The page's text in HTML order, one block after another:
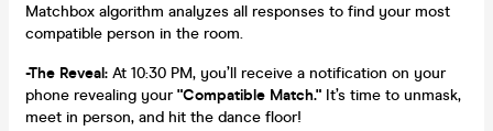
Matchbox algorithm analyzes all responses to find your most
compatible person in the room.
-The Reveal: At 10:30 PM, you’ll receive a notification on your
phone revealing your"Compatible Match." It’s time to unmask,
meet in person, and hit the dance floor!